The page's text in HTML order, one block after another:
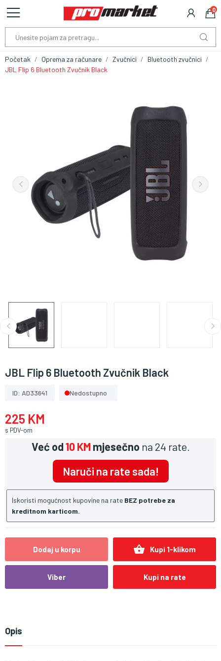
0
Početak Oprema za računare Zvučnici
Bluetooth zvučnici
JBL Flip 6 Bluetooth Zvučnik Black
JBL Flip 6 Bluetooth Zvučnik Black
ID: AD33641 Nedostupno
225 KM
s PDV-om
Već od10 KM mjesečno na 24 rate.
Naruči na rate sada!
Iskoristi mogućnost kupovine na rate BEZ potrebe za
kreditnom karticom.
Dodaj u korpu shopping_basket Kupi 1-klikom
Viber Kupi na rate
Opis